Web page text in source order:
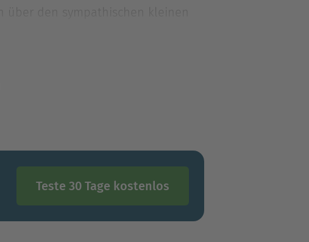
den sympathischen kleinen
Teste 30 Tage kostenlos